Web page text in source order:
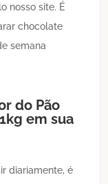
nosso site. É
chocolate
semana
do Pão
em sua
diariamente, é